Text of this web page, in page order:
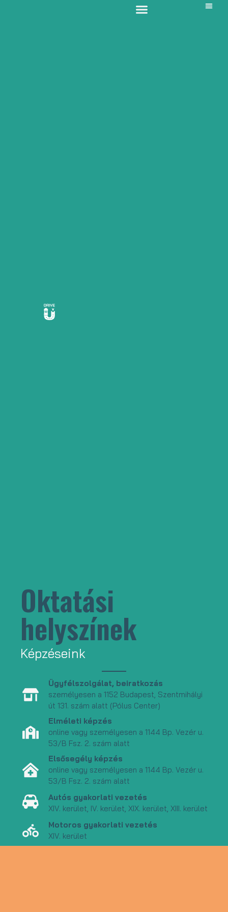
Oktatási
helyszínek
Képzéseink
Ügyfélszolgálat, beiratkozás
személyesen a 1152 Budapest, Szentmihályi
út 131. szám alatt (Pólus Center)
Elméleti képzés
online vagy személyesen a 1144 Bp. Vezér u.
53/B Fsz. 2. szám alatt
Elsősegély képzés
online vagy személyesen a 1144 Bp. Vezér u.
53/B Fsz. 2. szám alatt
Autós gyakorlati vezetés
XIV. kerület, IV. kerület, XIX. kerület, XIII. kerület
Motoros gyakorlati vezetés
XIV. kerület